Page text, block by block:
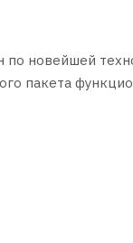
новейшей
пакета